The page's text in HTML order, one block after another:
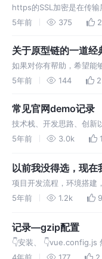
https的SSL加密是在传
上应用最为广泛的一种网
协议，它可以使浏览器更
为目…
5年前 375 2
关于原型链的一道经
如果对你有帮助，希望能
助，希望能够获得你的点
5年前 144 2
常见官网demo记录
技术栈、开发思路、创新
思路： 下拉栏组件， 轮
5年前 3.0k
以前我没得选，现
项目开发流程，环境搭建
错，Vue3重要知识点，
改
5年前 1.2k 9
记录—gzip配置
👇安装、 👇vue.config.js
够看到效果，koa2在koa-